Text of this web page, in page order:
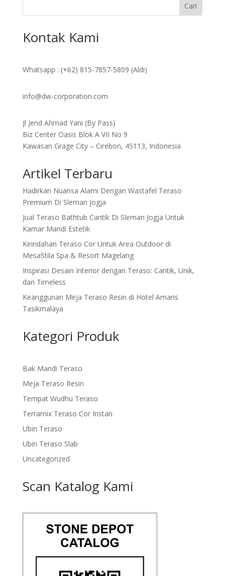
Cari
Kontak Kami
Whatsapp : (+62) 815-7857-5809 (Aldi)
info@dw-corporation.com
Jl Jend Ahmad Yani (By Pass)
Biz Center Oasis Blok A VII No 9
Kawasan Grage City – Cirebon, 45113, Indonesia
Artikel Terbaru
Hadirkan Nuansa Alami Dengan Wastafel Teraso
Premium Di Sleman Jogja
Jual Teraso Bathtub Cantik Di Sleman Jogja Untuk
Kamar Mandi Estetik
Keindahan Teraso Cor Untuk Area Outdoor di
MesaStila Spa & Resort Magelang
Inspirasi Desain Interior dengan Teraso: Cantik, Unik,
dan Timeless
Keanggunan Meja Teraso Resin di Hotel Amaris
Tasikmalaya
Kategori Produk
Bak Mandi Teraso
Meja Teraso Resin
Tempat Wudhu Teraso
Terramix Teraso Cor Instan
Ubin Teraso
Ubin Teraso Slab
Uncategorized
Scan Katalog Kami